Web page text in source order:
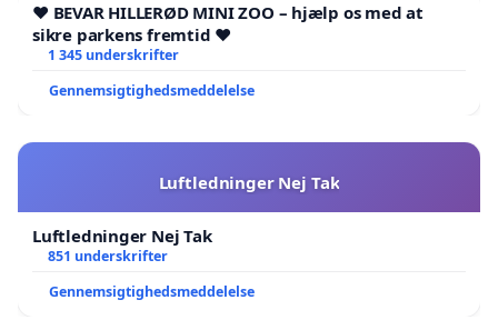
❤️ BEVAR HILLERØD MINI ZOO – hjælp os med at
sikre parkens fremtid ❤️
1 345 underskrifter
Gennemsigtighedsmeddelelse
Luftledninger Nej Tak
Luftledninger Nej Tak
851 underskrifter
Gennemsigtighedsmeddelelse